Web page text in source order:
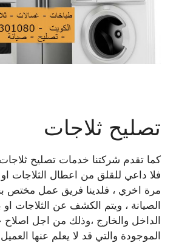
تصليح ثلاجات
كما تقدم شركتنا خدمات تصليح ثلاجات
فلا داعي للقلق من اعطال الثلاجات او
مرة اخري ، فلدينا فريق عمل مختص
الصيانة ، ويتم الكشف عن الثلاجات او
الداخل والخارج ،وذلك من اجل اصلاح
الموجودة والتي قد لا يعلم عنها